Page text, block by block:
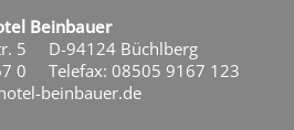
Beinbauer
5
D-94124 Büchlberg
0
Telefax: 08505 9167 123
beinbauer.de